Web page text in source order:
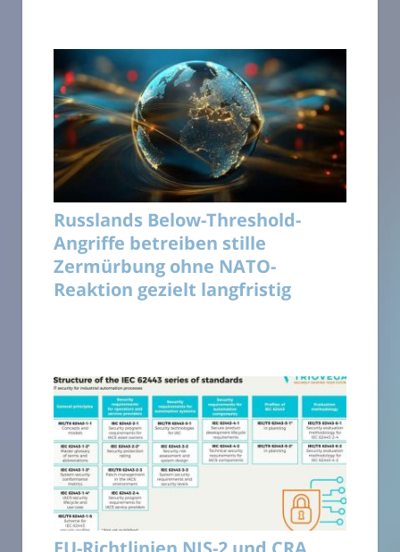
Russlands Below-Threshold-
Angriffe betreiben stille
Zermürbung ohne NATO-
Reaktion gezielt langfristig